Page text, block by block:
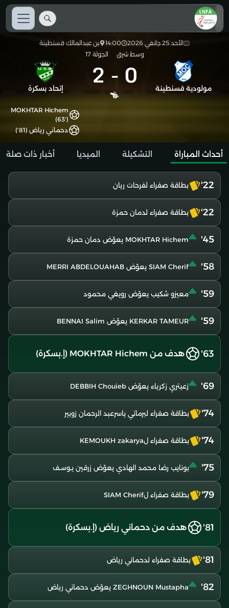
الأحد 25 جانفي 2026 14:00
بن عبدالمالك قسنطينة
وسط شرق
الجولة 17
مولودية قسنطينة 0
-
2 إتحاد بسكرة
MOKHTAR Hichem
(63')
دحماني رياض (81')
أحداث المباراة التشكيلة الميديا أخبار ذات صلة
22' بطاقة صفراء لفرحات ريان
22' بطاقة صفراء لدمان حمزة
45' MOKHTAR Hichem يعوّض دمان حمزة
58' SIAM Cherif يعوّض MERRI ABDELOUAHAB
59' معيزو شكيب يعوّض رويغي محمود
59' KERKAR TAMEUR يعوّض BENNAI Salim
63' هدف من MOKHTAR Hichem (إ.بسكرة)
69' زعيتري زكرياء يعوّض DEBBIH Chouieb
74' بطاقة صفراء لبرماتي ياسرعبد الرحمان زوبير
74' بطاقة صفراء لKEMOUKH zakarya
75' بونايب رضا محمد الهادي يعوّض زرقين يـوسـف
79' بطاقة صفراء لSIAM Cherif
81' هدف من دحماني رياض (إ.بسكرة)
81' بطاقة صفراء لدحماني رياض
82' ZEGHNOUN Mustapha يعوّض دحماني رياض